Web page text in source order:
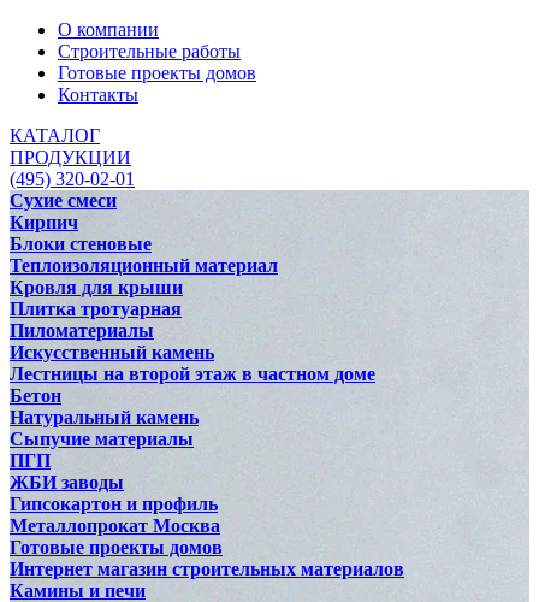
О компании
Строительные работы
Готовые проекты домов
Контакты
КАТАЛОГ
ПРОДУКЦИИ
(495) 320-02-01
Сухие смеси
Кирпич
Блоки стеновые
Теплоизоляционный материал
Кровля для крыши
Плитка тротуарная
Пиломатериалы
Искусственный камень
Лестницы на второй этаж в частном доме
Бетон
Натуральный камень
Сыпучие материалы
ПГП
ЖБИ заводы
Гипсокартон и профиль
Металлопрокат Москва
Готовые проекты домов
Интернет магазин строительных материалов
Камины и печи